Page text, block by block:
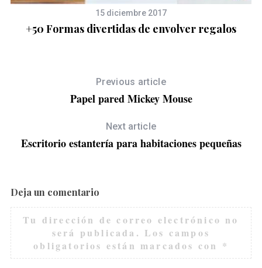
15 diciembre 2017
+50 Formas divertidas de envolver regalos
Previous article
Papel pared Mickey Mouse
Next article
Escritorio estantería para habitaciones pequeñas
Deja un comentario
Tu dirección de correo electrónico no
será publicada. Los campos
obligatorios están marcados con *